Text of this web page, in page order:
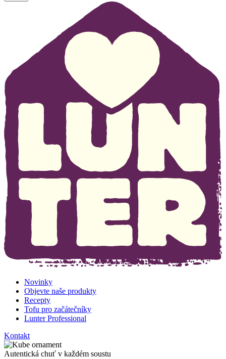
Novinky
Objevte naše produkty
Recepty
Tofu pro začátečníky
Lunter Professional
Kontakt
Autentická chuť v každém soustu